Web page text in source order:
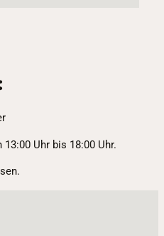
Uhr bis 18:00 Uhr.